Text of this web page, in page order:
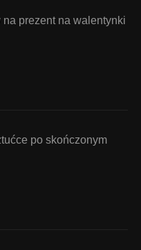
na prezent na walentynki
po skończonym